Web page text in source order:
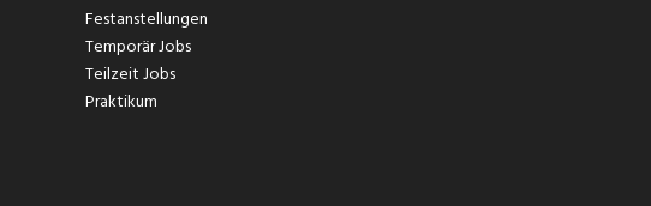
Festanstellungen
Temporär Jobs
Teilzeit Jobs
Praktikum